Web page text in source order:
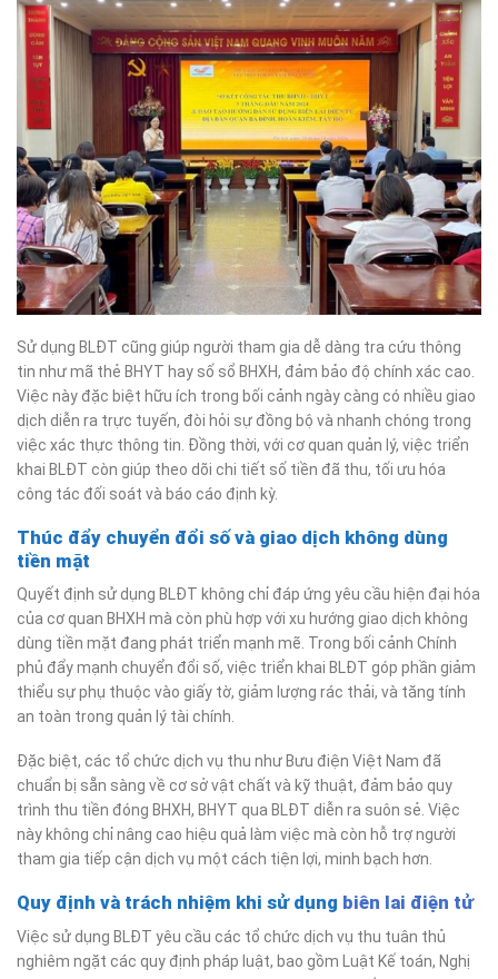
Sử dụng BLĐT cũng giúp người tham gia dễ dàng tra cứu thông
tin như mã thẻ BHYT hay số sổ BHXH, đảm bảo độ chính xác cao.
Việc này đặc biệt hữu ích trong bối cảnh ngày càng có nhiều giao
dịch diễn ra trực tuyến, đòi hỏi sự đồng bộ và nhanh chóng trong
việc xác thực thông tin. Đồng thời, với cơ quan quản lý, việc triển
khai BLĐT còn giúp theo dõi chi tiết số tiền đã thu, tối ưu hóa
công tác đối soát và báo cáo định kỳ.
Thúc đẩy chuyển đổi số và giao dịch không dùng
tiền mặt
Quyết định sử dụng BLĐT không chỉ đáp ứng yêu cầu hiện đại hóa
của cơ quan BHXH mà còn phù hợp với xu hướng giao dịch không
dùng tiền mặt đang phát triển mạnh mẽ. Trong bối cảnh Chính
phủ đẩy mạnh chuyển đổi số, việc triển khai BLĐT góp phần giảm
thiểu sự phụ thuộc vào giấy tờ, giảm lượng rác thải, và tăng tính
an toàn trong quản lý tài chính.
Đặc biệt, các tổ chức dịch vụ thu như Bưu điện Việt Nam đã
chuẩn bị sẵn sàng về cơ sở vật chất và kỹ thuật, đảm bảo quy
trình thu tiền đóng BHXH, BHYT qua BLĐT diễn ra suôn sẻ. Việc
này không chỉ nâng cao hiệu quả làm việc mà còn hỗ trợ người
tham gia tiếp cận dịch vụ một cách tiện lợi, minh bạch hơn.
Quy định và trách nhiệm khi sử dụng biên lai điện tử
Việc sử dụng BLĐT yêu cầu các tổ chức dịch vụ thu tuân thủ
nghiêm ngặt các quy định pháp luật, bao gồm Luật Kế toán, Nghị